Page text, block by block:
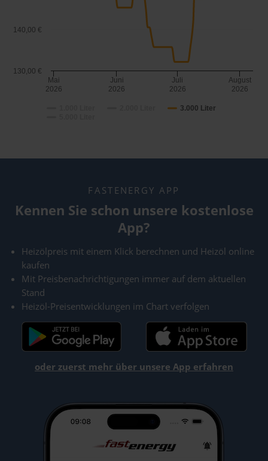
3.000 Liter
Mai
2026
Juni
2026
Juli
2026
August
2026
130,00 €
140,00 €
FASTENERGY APP
Kennen Sie schon unsere kostenlose
App?
Heizölpreis mit einem Klick berechnen und Heizöl online
kaufen
Mit Preisbenachrichtigungen immer auf dem aktuellen
Stand
Heizöl-Preisentwicklungen im Chart verfolgen
oder zuerst mehr über unsere App erfahren